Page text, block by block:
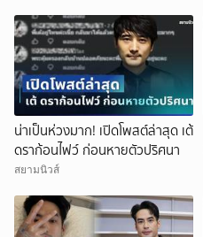
น่าเป็นห่วงมาก! เปิดโพสต์ล่าสุด เต้
ดราก้อนไฟว์ ก่อนหายตัวปริศนา
สยามนิวส์